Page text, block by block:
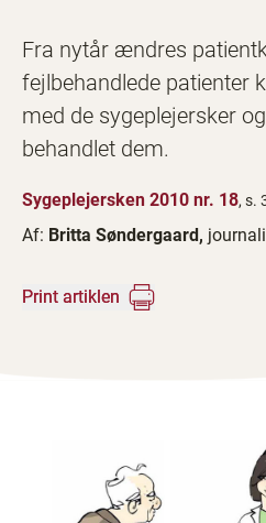
Fra nytår ændres
fejlbehandlede patienter
med de sygeplejersker
behandlet dem.
Sygeplejersken 2010 nr. 18, s.
Af: Britta Søndergaard,
Print artiklen